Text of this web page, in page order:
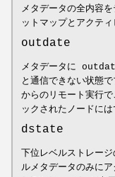
メタデータの全内容
ットマップとアクティ
outdate
メタデータに
と通信できない状態
からのリモート実行
ックされたノードには
dstate
下位レベルストレー
ルメタデータのみに